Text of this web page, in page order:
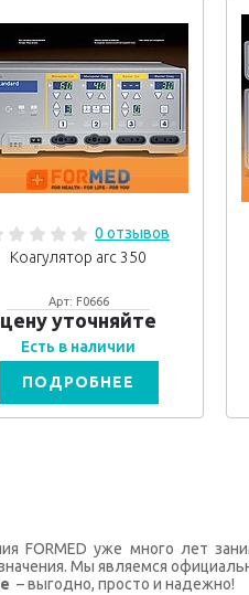
0 отзывов
Коагулятор arc 350
Арт: F0666
цену уточняйте
Есть в наличии
ПОДРОБНЕЕ
FORMED уже много лет
Мы являемся
– выгодно, просто и надежно!